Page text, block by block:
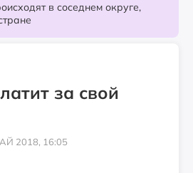
в соседнем округе,
за свой
2018, 16:05